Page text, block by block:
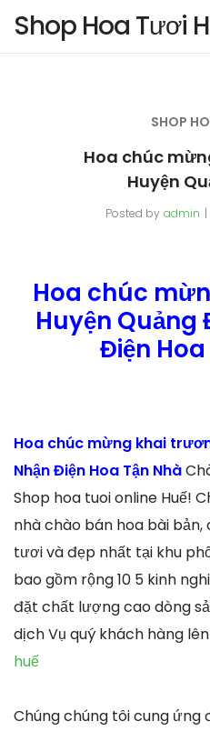
Shop Hoa Tươi
SHOP
Hoa chúc
Huyện
Posted by admin
Hoa chúc
Huyện Quảng
Điện Hoa
Hoa chúc mừng khai
Nhận Điện Hoa Tận Nhà
Shop hoa tuoi online Huế!
nhà chào bán hoa bài
tươi và đẹp nhất tại khu
bao gồm rộng 10 5 kinh
đặt chất lượng cao dòng
dịch Vụ quý khách hàng
huế
Chúng chúng tôi cung ứng